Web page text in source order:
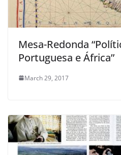
Mesa-Redonda
Portuguesa e África”
March 29, 2017